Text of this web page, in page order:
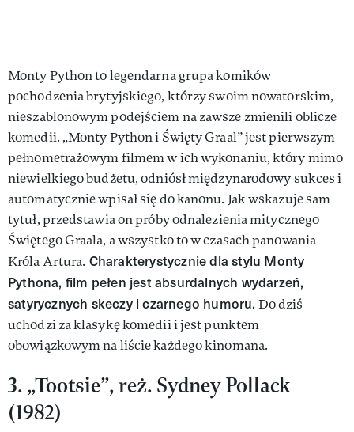
Monty Python to legendarna grupa komików
pochodzenia brytyjskiego, którzy swoim nowatorskim,
nieszablonowym podejściem na zawsze zmienili oblicze
komedii. „Monty Python i Święty Graal” jest pierwszym
pełnometrażowym filmem w ich wykonaniu, który mimo
niewielkiego budżetu, odniósł międzynarodowy sukces i
automatycznie wpisał się do kanonu. Jak wskazuje sam
tytuł, przedstawia on próby odnalezienia mitycznego
Świętego Graala, a wszystko to w czasach panowania
Króla Artura. Charakterystycznie dla stylu Monty
Pythona, film pełen jest absurdalnych wydarzeń,
satyrycznych skeczy i czarnego humoru. Do dziś
uchodzi za klasykę komedii i jest punktem
obowiązkowym na liście każdego kinomana.
3. „Tootsie”, reż. Sydney Pollack
(1982)